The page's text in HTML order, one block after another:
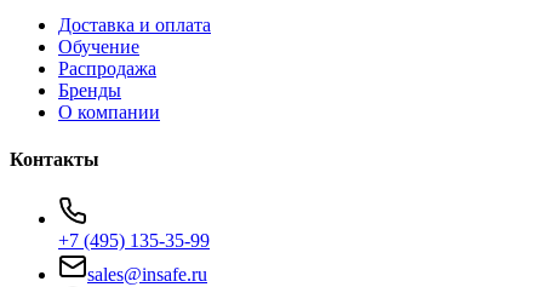
Доставка и оплата
Обучение
Распродажа
Бренды
О компании
Контакты
+7 (495) 135-35-99
sales@insafe.ru